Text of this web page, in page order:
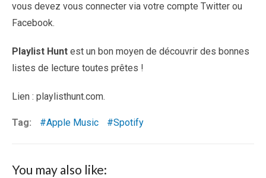
vous devez vous connecter via votre compte Twitter ou
Facebook.
Playlist Hunt est un bon moyen de découvrir des bonnes
listes de lecture toutes prêtes !
Lien : playlisthunt.com.
Tag: Apple Music Spotify
You may also like: